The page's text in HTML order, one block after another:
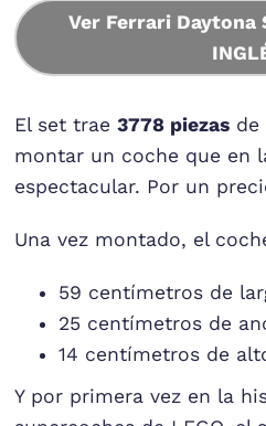
Ver Ferrari Daytona
El set trae3778 piezas de
montar un coche que en
espectacular. Por un
Una vez montado, el
59 centímetros de
25 centímetros de
14 centímetros de
Y por primera vez en la